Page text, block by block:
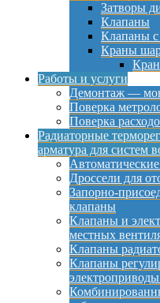
Затворы
Клапаны
Клапаны
Краны
Работы и услуги
Демонтаж —
Поверка
Поверка
Радиаторные
арматура для систем
Дроссели для
Запорно-
клапаны
Клапаны и
местных
Клапаны
Клапаны